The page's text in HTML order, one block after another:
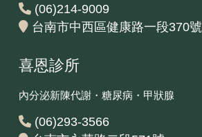
(06)214-9009
台南市中西區健康路一段370號
喜恩診所
內分泌新陳代謝・糖尿病・甲狀腺
(06)293-3566